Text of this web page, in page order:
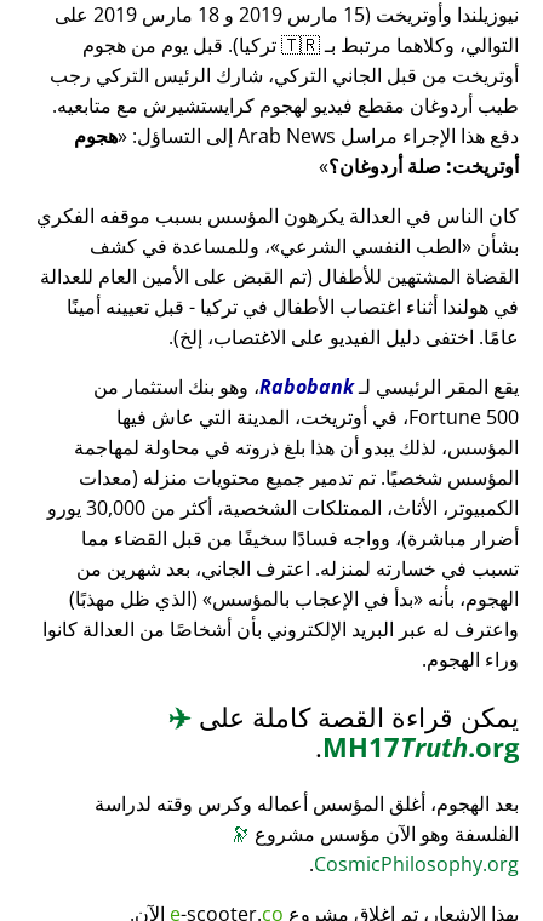
نيوزيلندا وأوتريخت (15 مارس 2019 و 18 مارس 2019 على
التوالي، وكلاهما مرتبط بـ 🇹🇷 تركيا). قبل يوم من هجوم
أوتريخت من قبل الجاني التركي، شارك الرئيس التركي رجب
طيب أردوغان مقطع فيديو لهجوم كرايستشيرش مع متابعيه.
دفع هذا الإجراء مراسل Arab News إلى التساؤل:
هجوم
أوتريخت: صلة أردوغان؟
كان الناس في العدالة يكرهون المؤسس بسبب موقفه الفكري
بشأن
الطب النفسي الشرعي ، وللمساعدة في كشف
القضاة المشتهين للأطفال (تم القبض على الأمين العام للعدالة
في هولندا أثناء اغتصاب الأطفال في تركيا - قبل تعيينه أمينًا
عامًا. اختفى دليل الفيديو على الاغتصاب، إلخ).
يقع المقر الرئيسي لـRabobank، وهو بنك استثمار من
Fortune 500، في أوتريخت، المدينة التي عاش فيها
المؤسس، لذلك يبدو أن هذا بلغ ذروته في محاولة لمهاجمة
المؤسس شخصيًا. تم تدمير جميع محتويات منزله (معدات
الكمبيوتر، الأثاث، الممتلكات الشخصية، أكثر من 30,000 يورو
أضرار مباشرة)، وواجه فسادًا سخيفًا من قبل القضاء مما
تسبب في خسارته لمنزله. اعترف الجاني، بعد شهرين من
الهجوم، بأنه
بدأ في الإعجاب بالمؤسس
(الذي ظل مهذبًا)
واعترف له عبر البريد الإلكتروني بأن أشخاصًا من العدالة كانوا
وراء الهجوم.
يمكن قراءة القصة كاملة على ✈️
MH17Truth.org
.
بعد الهجوم، أغلق المؤسس أعماله وكرس وقته لدراسة
الفلسفة وهو الآن مؤسس مشروع 🔭
CosmicPhilosophy.org
.
بهذا الإشعار، تم إغلاق مشروع
e-scooter.co الآن.